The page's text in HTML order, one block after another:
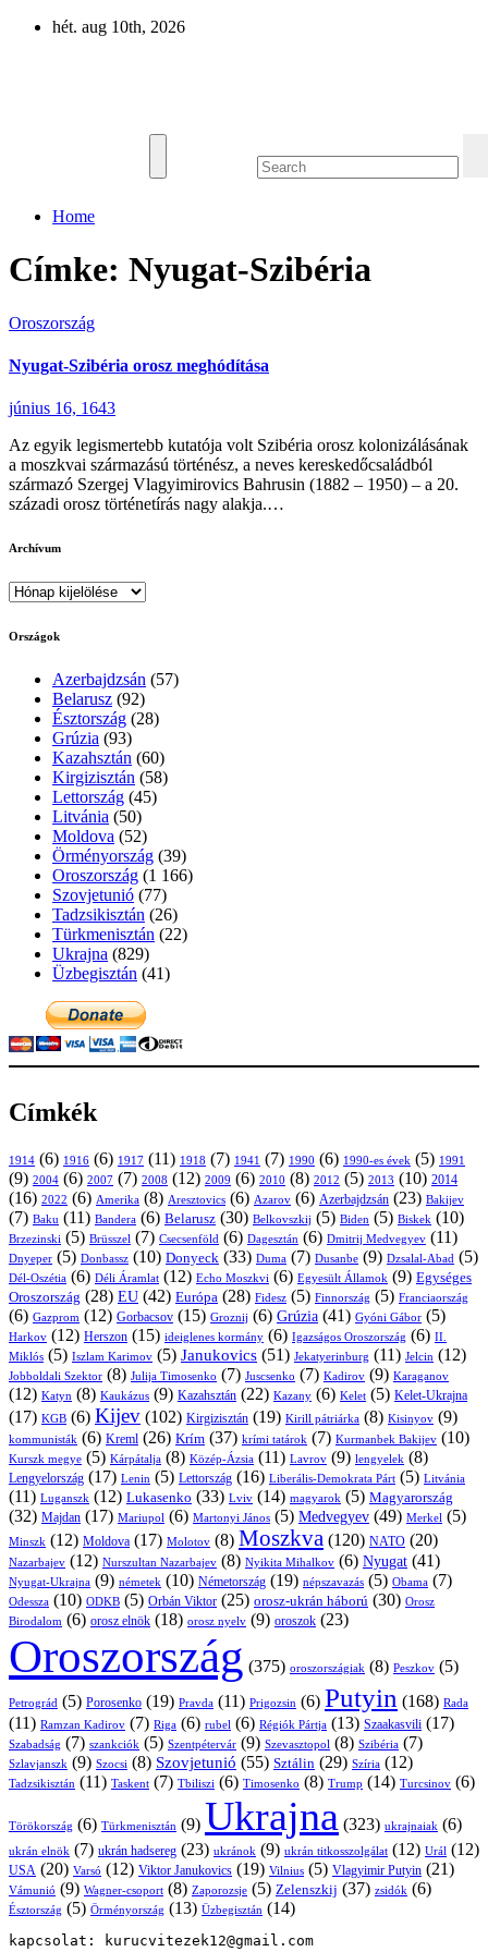
Skip
hét. aug 10th, 2026
Home
Címke: Nyugat-Szibéria
Oroszország
Nyugat-Szibéria orosz meghódítása
június 16, 1643
Az egyik legismertebb kutatója volt Szibéria orosz kolonizálásának
a moszkvai származású történész, a neves kereskedőcsaládból
származó Szergej Vlagyimirovics Bahrusin (1882 – 1950) – a 20.
századi orosz történetírás nagy alakja.…
Archívum
Archívum
Országok
Azerbajdzsán (57)
Belarusz (92)
Észtország (28)
Grúzia (93)
Kazahsztán (60)
Kirgizisztán (58)
Lettország (45)
Litvánia (50)
Moldova (52)
Örményország (39)
Oroszország (1 166)
Szovjetunió (77)
Tadzsikisztán (26)
Türkmenisztán (22)
Ukrajna (829)
Üzbegisztán (41)
Címkék
1914 (6) 1916 (6) 1917 (11) 1918 (7) 1941 (7) 1990 (6) 1990-es évek (5) 1991
(9) 2004 (6) 2007 (7) 2008 (12) 2009 (6) 2010 (8) 2012 (5) 2013 (10) 2014
(16) 2022 (6) Amerika (8) Aresztovics (6) Azarov (6) Azerbajdzsán (23) Bakijev
(7) Baku (11) Bandera (6) Belarusz (30) Belkovszkij (5) Biden (5) Biskek (10)
Brzezinski (5) Brüsszel (7) Csecsenföld (6) Dagesztán (6) Dmitrij Medvegyev (11)
Dnyeper (5) Donbassz (10) Donyeck (33) Duma (7) Dusanbe (9) Dzsalal-Abad (5)
Dél-Oszétia (6) Déli Áramlat (12) Echo Moszkvi (6) Egyesült Államok (9) Egységes
Oroszország (28) EU (42) Európa (28) Fidesz (5) Finnország (5) Franciaország
(6) Gazprom (12) Gorbacsov (15) Groznij (6) Grúzia (41) Gyóni Gábor (5)
Harkov (12) Herszon (15) ideiglenes kormány (6) Igazságos Oroszország (6) II.
Miklós (5) Iszlam Karimov (5) Janukovics (51) Jekatyerinburg (11) Jelcin (12)
Jobboldali Szektor (8) Julija Timosenko (7) Juscsenko (7) Kadirov (9) Karaganov
(12) Katyn (8) Kaukázus (9) Kazahsztán (22) Kazany (6) Kelet (5) Kelet-Ukrajna
(17) KGB (6) Kijev (102) Kirgizisztán (19) Kirill pátriárka (8) Kisinyov (9)
kommunisták (6) Kreml (26) Krím (37) krími tatárok (7) Kurmanbek Bakijev (10)
Kurszk megye (5) Kárpátalja (8) Közép-Ázsia (11) Lavrov (9) lengyelek (8)
Lengyelország (17) Lenin (5) Lettország (16) Liberális-Demokrata Párt (5) Litvánia
(11) Luganszk (12) Lukasenko (33) Lviv (14) magyarok (5) Magyarország
(32) Majdan (17) Mariupol (6) Martonyi János (5) Medvegyev (49) Merkel (5)
Minszk (12) Moldova (17) Molotov (8) Moszkva (120) NATO (20)
Nazarbajev (12) Nurszultan Nazarbajev (8) Nyikita Mihalkov (6) Nyugat (41)
Nyugat-Ukrajna (9) németek (10) Németország (19) népszavazás (5) Obama (7)
Odessza (10) ODKB (5) Orbán Viktor (25) orosz-ukrán háború (30) Orosz
Birodalom (6) orosz elnök (18) orosz nyelv (9) oroszok (23)
Oroszország (375) oroszországiak (8) Peszkov (5)
Petrográd (5) Porosenko (19) Pravda (11) Prigozsin (6) Putyin (168) Rada
(11) Ramzan Kadirov (7) Riga (6) rubel (6) Régiók Pártja (13) Szaakasvili (17)
Szabadság (7) szankciók (5) Szentpétervár (9) Szevasztopol (8) Szibéria (7)
Szlavjanszk (9) Szocsi (8) Szovjetunió (55) Sztálin (29) Szíria (12)
Tadzsikisztán (11) Taskent (7) Tbiliszi (6) Timosenko (8) Trump (14) Turcsinov (6)
Törökország (6) Türkmenisztán (9) Ukrajna (323) ukrajnaiak (6)
ukrán elnök (7) ukrán hadsereg (23) ukránok (9) ukrán titkosszolgálat (12) Urál (12)
USA (20) Varsó (12) Viktor Janukovics (19) Vilnius (5) Vlagyimir Putyin (21)
Vámunió (9) Wagner-csoport (8) Zaporozsje (5) Zelenszkij (37) zsidók (6)
Észtország (5) Örményország (13) Üzbegisztán (14)
kapcsolat: kurucvitezek12@gmail.com